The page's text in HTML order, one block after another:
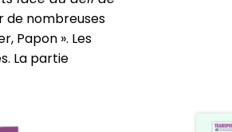
de nom­breuses
Papon ». Les
La partie